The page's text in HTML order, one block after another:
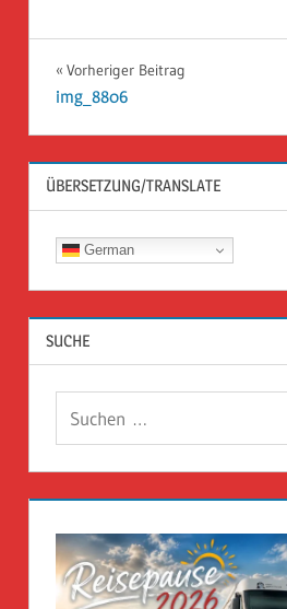
Beitragsnavigation
Vorheriger Beitrag
img_8806
ÜBERSETZUNG/TRANSLATE
German
SUCHE